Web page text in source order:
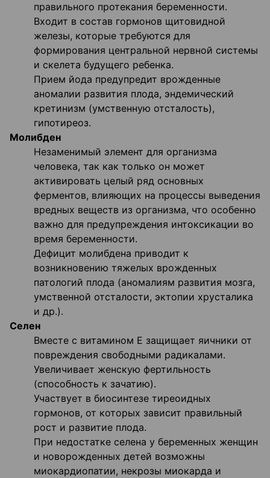
правильного протекания беременности.
Входит в состав гормонов щитовидной
железы, которые требуются для
формирования центральной нервной системы
и скелета будущего ребенка.
Прием йода предупредит врожденные
аномалии развития плода, эндемический
кретинизм (умственную отсталость),
гипотиреоз.
Молибден
Незаменимый элемент для организма
человека, так как только он может
активировать целый ряд основных
ферментов, влияющих на процессы выведения
вредных веществ из организма, что особенно
важно для предупреждения интоксикации во
время беременности.
Дефицит молибдена приводит к
возникновению тяжелых врожденных
патологий плода (аномалиям развития мозга,
умственной отсталости, эктопии хрусталика
и др.).
Селен
Вместе с витамином Е защищает яичники от
повреждения свободными радикалами.
Увеличивает женскую фертильность
(способность к зачатию).
Участвует в биосинтезе тиреоидных
гормонов, от которых зависит правильный
рост и развитие плода.
При недостатке селена у беременных женщин
и новорожденных детей возможны
миокардиопатии, некрозы миокарда и